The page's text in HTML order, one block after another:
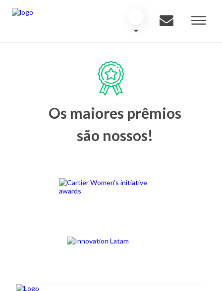
Os maiores prêmios
são nossos!